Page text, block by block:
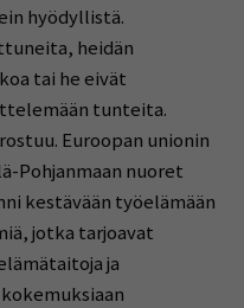
hyödyllistä.
heidän
tai he eivät
tunteita.
Euroopan unionin
Pohjanmaan nuoret
kestävään työelämään
jotka tarjoavat
ja